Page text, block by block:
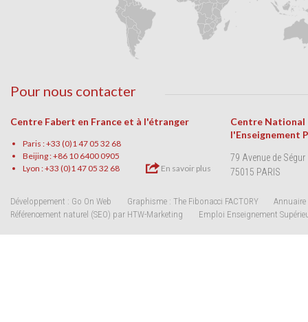
Pour nous contacter
Centre Fabert en France et à l'étranger
Paris : +33 (0)1 47 05 32 68
Beijing : +86 10 6400 0905
Lyon : +33 (0)1 47 05 32 68
En savoir plus
Centre National
l'Enseignement
79 Avenue de Ségur
75015 PARIS
Développement : Go On Web Graphisme : The Fibonacci FACTORY
Annuaire
Référencement naturel (SEO) par HTW-Marketing
Emploi Enseignement